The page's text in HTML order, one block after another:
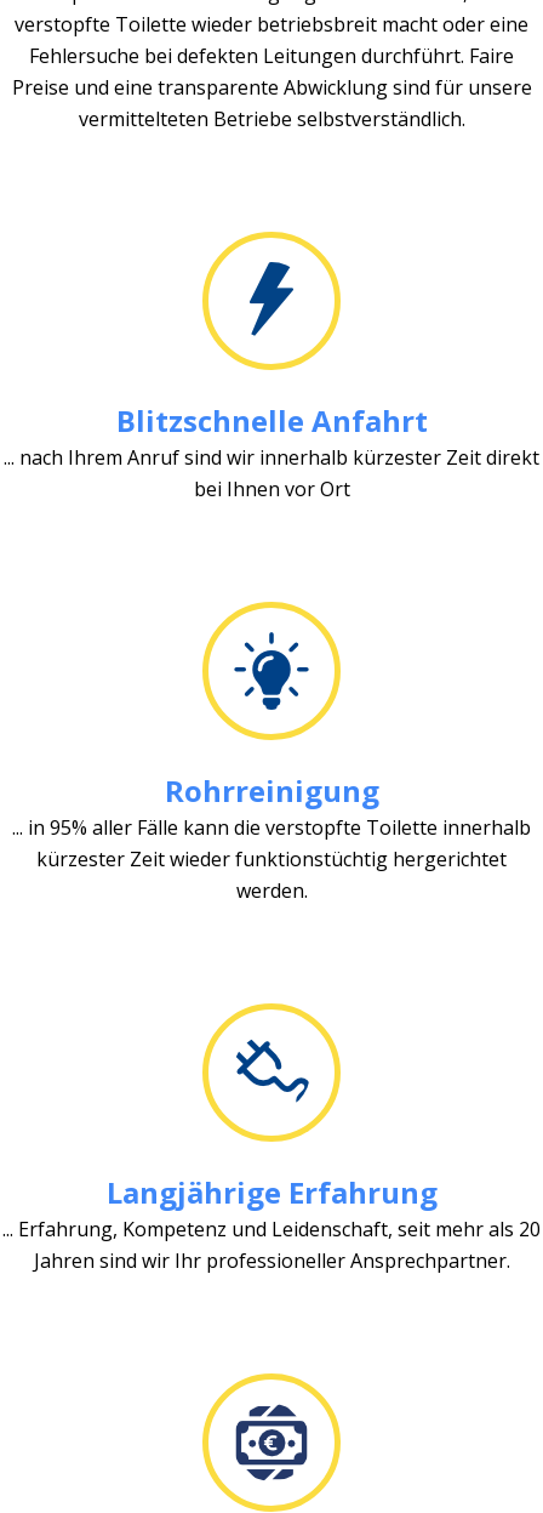
verstopfte Toilette wieder betriebsbreit macht oder eine
Fehlersuche bei defekten Leitungen durchführt. Faire
Preise und eine transparente Abwicklung sind für unsere
vermittelteten Betriebe selbstverständlich.
Blitzschnelle Anfahrt
... nach Ihrem Anruf sind wir innerhalb kürzester Zeit direkt
bei Ihnen vor Ort
Rohrreinigung
... in 95% aller Fälle kann die verstopfte Toilette innerhalb
kürzester Zeit wieder funktionstüchtig hergerichtet
werden.
Langjährige Erfahrung
... Erfahrung, Kompetenz und Leidenschaft, seit mehr als 20
Jahren sind wir Ihr professioneller Ansprechpartner.